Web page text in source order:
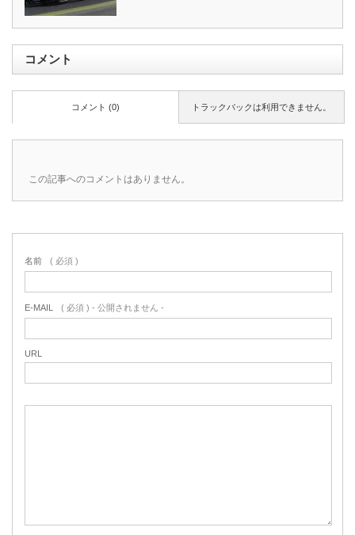
コメント
トラックバックは利用できません。
コメント (0)
この記事へのコメントはありません。
名前 ( 必須 )
E-MAIL ( 必須 ) - 公開されません -
URL